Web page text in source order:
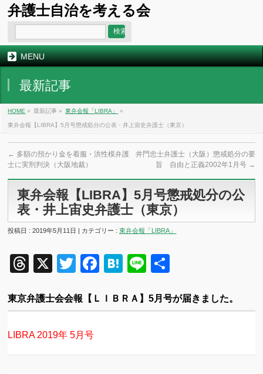
弁護士自治を考える会
MENU
最新記事
HOME » 最新記事 » 東弁会報「LIBRA」 »
東弁会報【LIBRA】5月号懲戒処分の公表・井上宙史弁護士（東京）
← 多額の預かり金を着服・洪性模弁護
士に実刑判決（大阪地裁）
井門忠士弁護士（大阪）懲戒処分の要
旨 自由と正義2002年1月号 →
東弁会報【LIBRA】5月号懲戒処分の公
表・井上宙史弁護士（東京）
投稿日 : 2019年5月11日 | カテゴリー :東弁会報「LIBRA」
Threads
X TwitterFacebook
Hatena
Line
東京弁護士会会報【ＬＩＢＲＡ】5月号が届きました。
LIBRA 2019年 5月号